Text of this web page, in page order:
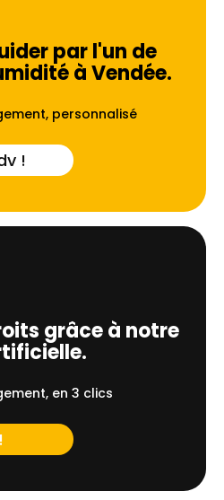
par l'un de
àVendée.
personnalisé
!
grâce à notre
en 3 clics